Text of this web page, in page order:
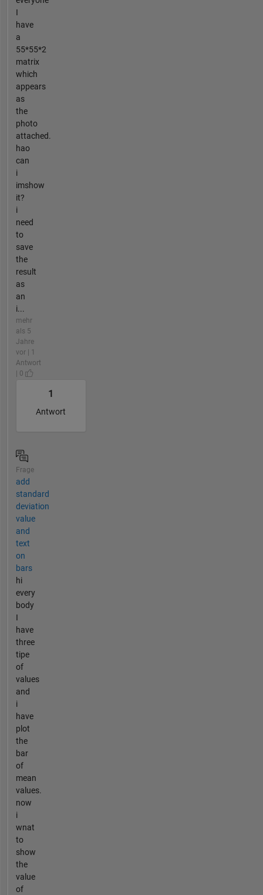
I
have
a
55*55*2
matrix
which
appears
as
the
photo
attached.
hao
can
i
imshow
it?
i
need
to
save
the
result
as
an
i...
mehr
als 5
Jahre
vor | 1
Antwort
| 0
1
Antwort
Frage
add
standard
deviation
value
and
text
on
bars
hi
every
body
I
have
three
tipe
of
values
and
i
have
plot
the
bar
of
mean
values.
now
i
wnat
to
show
the
value
of